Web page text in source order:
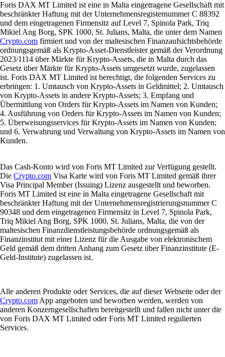
Foris DAX MT Limited ist eine in Malta eingetragene Gesellschaft mit
beschränkter Haftung mit der Unternehmensregisternummer C 88392
und dem eingetragenen Firmensitz auf Level 7, Spinola Park, Triq
Mikiel Ang Borg, SPK 1000, St. Julians, Malta, die unter dem Namen
Crypto.com firmiert und von der maltesischen Finanzaufsichtsbehörde
ordnungsgemäß als Krypto-Asset-Dienstleister gemäß der Verordnung
2023/1114 über Märkte für Krypto-Assets, die in Malta durch das
Gesetz über Märkte für Krypto-Assets umgesetzt wurde, zugelassen
ist. Foris DAX MT Limited ist berechtigt, die folgenden Services zu
erbringen: 1. Umtausch von Krypto-Assets in Geldmittel; 2. Umtausch
von Krypto-Assets in andere Krypto-Assets; 3. Empfang und
Übermittlung von Orders für Krypto-Assets im Namen von Kunden;
4. Ausführung von Orders für Krypto-Assets im Namen von Kunden;
5. Überweisungsservices für Krypto-Assets im Namen von Kunden;
und 6. Verwahrung und Verwaltung von Krypto-Assets im Namen von
Kunden.
Das Cash-Konto wird von Foris MT Limited zur Verfügung gestellt.
Die Crypto.com Visa Karte wird von Foris MT Limited gemäß ihrer
Visa Principal Member (Issuing) Lizenz ausgestellt und beworben.
Foris MT Limited ist eine in Malta eingetragene Gesellschaft mit
beschränkter Haftung mit der Unternehmensregistrierungsnummer C
90348 und dem eingetragenen Firmensitz in Level 7, Spinola Park,
Triq Mikiel Ang Borg, SPK 1000, St. Julians, Malta, die von der
maltesischen Finanzdienstleistungsbehörde ordnungsgemäß als
Finanzinstitut mit einer Lizenz für die Ausgabe von elektronischem
Geld gemäß dem dritten Anhang zum Gesetz über Finanzinstitute (E-
Geld-Institute) zugelassen ist.
Alle anderen Produkte oder Services, die auf dieser Webseite oder der
Crypto.com App angeboten und beworben werden, werden von
anderen Konzerngesellschaften bereitgestellt und fallen nicht unter die
von Foris DAX MT Limited oder Foris MT Limited regulierten
Services.